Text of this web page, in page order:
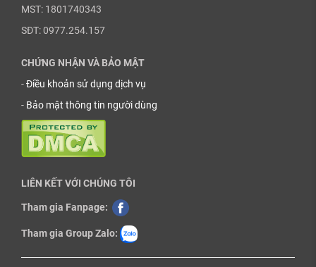
MST: 1801740343
SĐT: 0977.254.157
CHỨNG NHẬN VÀ BẢO MẬT
-Điều khoản sử dụng dịch vụ
- Bảo mật thông tin người dùng
LIÊN KẾT VỚI CHÚNG TÔI
Tham gia Fanpage:
Tham gia Group Zalo: